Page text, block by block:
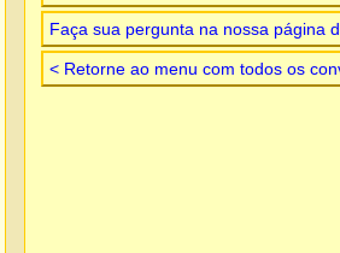
Faça sua pergunta na nossa página
< Retorne ao menu com todos os